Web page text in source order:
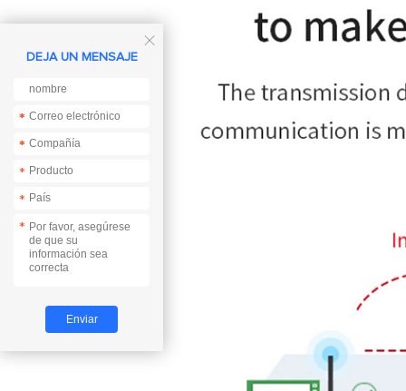

DEJA UN MENSAJE
*
*
*
*
*
*
*